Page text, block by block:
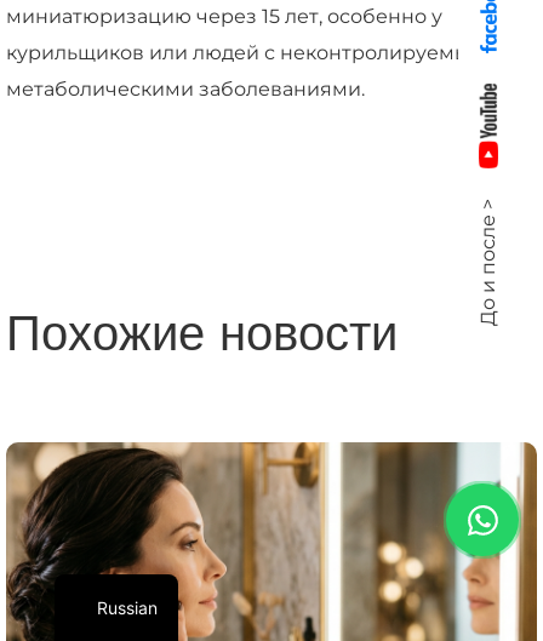
миниатюризацию через 15 лет, особенно у
курильщиков или людей с неконтролируемыми
метаболическими заболеваниями.
Похожие новости
До и после >
Russian